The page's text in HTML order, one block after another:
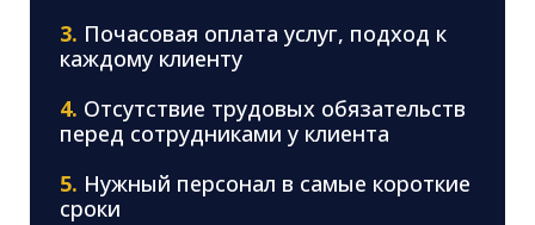
3. Почасовая оплата услуг, подход к
каждому клиенту
4. Отсутствие трудовых обязательств
перед сотрудниками у клиента
5. Нужный персонал в самые короткие
сроки